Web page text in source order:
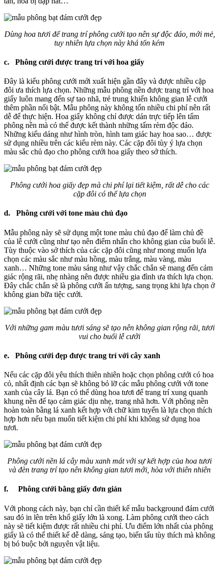
Dùng hoa tươi để trang trí phông cưới tạo nên sự độc đáo, mới mẻ,
tuy nhiên lựa chọn này khá tốn kém
c. Phông cưới được trang trí với hoa giấy
Đây là kiểu phông cưới mới xuất hiện gần đây và được nhiều cặp
đôi ưa thích lựa chọn. Những mẫu phông nền được trang trí với hoa
giấy luôn mang đến sự tao nhã, trẻ trung khiến không gian lễ cưới
thêm phần nổi bật. Mẫu phông này không tốn nhiều chi phí nên rất
dễ để thực hiện. Hoa giấy không chỉ được dán trực tiếp lên tấm
phông nền mà có thể được kết thành những tấm rèm độc đáo.
Những kiểu dáng như hình tròn, hình tam giác hay hoa sao… được
sử dụng nhiều trên các kiểu rèm này. Các cặp đôi tùy ý lựa chọn
màu sắc chủ đạo cho phông cưới hoa giấy theo sở thích.
Phông cưới hoa giấy đẹp mà chi phí lại tiết kiệm, rất dễ cho các
cặp đôi có thể lựa chọn
d. Phông cưới với tone màu chủ đạo
Mẫu phông này sẽ sử dụng một tone màu chủ đạo để làm chủ đề
của lễ cưới cũng như tạo nên điểm nhấn cho không gian của buổi lễ.
Tùy thuộc vào sở thích của các cặp đôi cũng như mong muốn lựa
chọn các màu sắc như màu hồng, màu trắng, màu vàng, màu
xanh… Những tone màu sáng như vậy chắc chắn sẽ mang đến cảm
giác rộng rãi, nhẹ nhàng nên được nhiều gia đình ưa thích lựa chọn.
Đây chắc chắn sẽ là phông cưới ấn tượng, sang trọng khi lựa chọn ở
không gian bữa tiệc cưới.
Với những gam màu tươi sáng sẽ tạo nên không gian rộng rãi, tươi
vui cho buổi lễ cưới
e. Phông cưới đẹp được trang trí với cây xanh
Nếu các cặp đôi yêu thích thiên nhiên hoặc chọn phông cưới có hoa
cỏ, nhất định các bạn sẽ không bỏ lỡ các mẫu phông cưới với tone
xanh của cây lá. Bạn có thể dùng hoa tươi để trang trí xung quanh
khung nền để tạo cảm giác dịu nhẹ, trang nhã hơn. Với phông nền
hoàn toàn bằng lá xanh kết hợp với chữ kim tuyến là lựa chọn thích
hợp hơn nếu bạn muốn tiết kiệm chi phí khi không sử dụng hoa
tươi.
Phông cưới nền lá cây màu xanh mát với sự kết hợp của hoa tươi
và đèn trang trí tạo nên không gian tươi mới, hòa với thiên nhiên
f. Phông cưới bằng giấy đơn giản
Với phong cách này, bạn chỉ cần thiết kế mẫu background đám cưới
sau đó in lên trên khổ giấy lớn là xong. Làm phông cưới theo cách
này sẽ tiết kiệm được rất nhiều chi phí. Ưu điểm lớn nhất của phông
giấy là có thể thiết kế dễ dàng, sáng tạo, biến tấu tùy thích mà không
bị bó buộc bởi nguyên vật liệu.